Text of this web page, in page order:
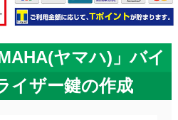
ヤマハ)」バイ
イザー鍵の作成